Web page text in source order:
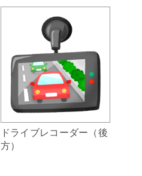
ドライブレコーダー（後
方）